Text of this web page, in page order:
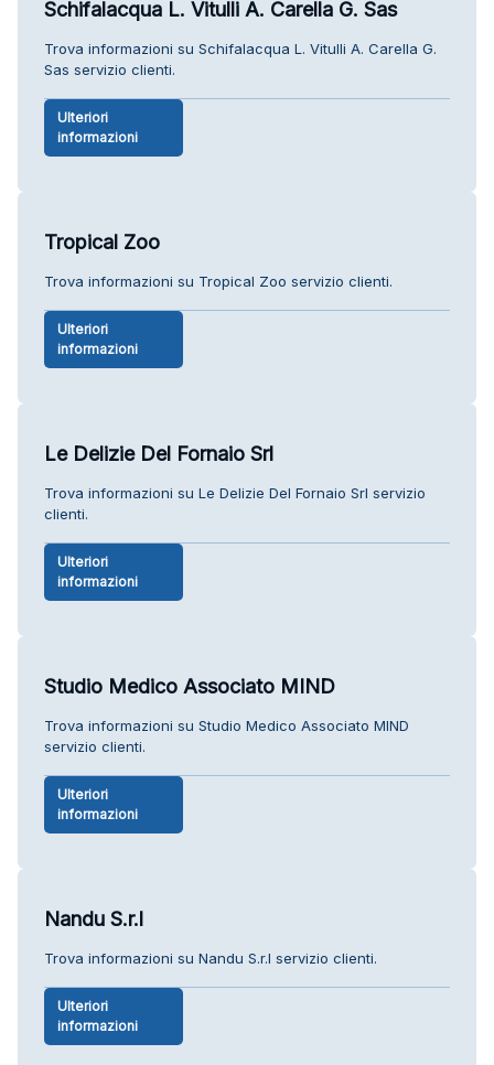
Schifalacqua L. Vitulli A. Carella G. Sas
Trova informazioni su Schifalacqua L. Vitulli A. Carella G.
Sas servizio clienti.
Ulteriori
informazioni
Tropical Zoo
Trova informazioni su Tropical Zoo servizio clienti.
Ulteriori
informazioni
Le Delizie Del Fornaio Srl
Trova informazioni su Le Delizie Del Fornaio Srl servizio
clienti.
Ulteriori
informazioni
Studio Medico Associato MIND
Trova informazioni su Studio Medico Associato MIND
servizio clienti.
Ulteriori
informazioni
Nandu S.r.l
Trova informazioni su Nandu S.r.l servizio clienti.
Ulteriori
informazioni